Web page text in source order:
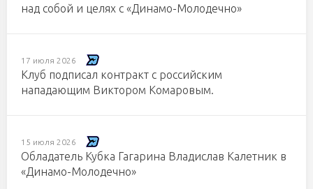
над собой и целях с «Динамо-Молодечно»
17 июля 2026
Клуб подписал контракт с российским
нападающим Виктором Комаровым.
15 июля 2026
Обладатель Кубка Гагарина Владислав Калетник в
«Динамо-Молодечно»